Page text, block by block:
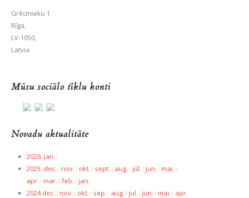
Grēcinieku 1
Rīga,
LV-1050,
Latvia
Mūsu sociālo tīklu konti
Novadu aktualitāte
2026. jan. :
2025. dec. : nov. : okt. : sept. : aug. : jūl. : jun. : mai. :
apr. : mar. : feb. : jan.
2024.dec. : nov. : okt. : sep. : aug. : jul. : jun. : mai. : apr.